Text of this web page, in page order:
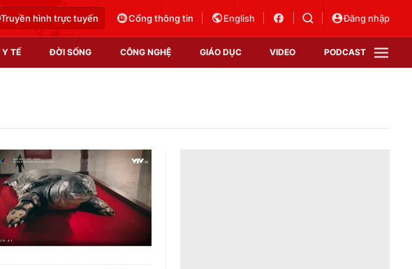
Truyền hình trực tuyến Cổng thông tin English Đăng nhập
Y TẾ ĐỜI SỐNG CÔNG NGHỆ GIÁO DỤC VIDEO PODCAST
Video
Shorts video
Podcast
EMagazine
VTV Sức khoẻ